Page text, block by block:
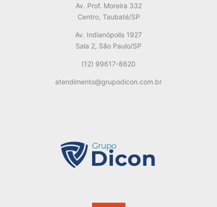
Av. Prof. Moreira 332
Centro, Taubaté/SP
Av. Indianópolis 1927
Sala 2, São Paulo/SP
(12) 99617-8620
atendimento@grupodicon.com.br